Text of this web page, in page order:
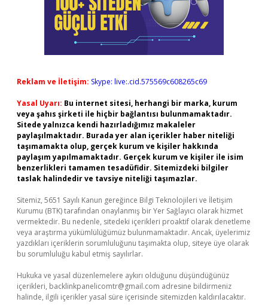
Reklam ve İletişim: Skype: live:.cid.575569c608265c69
Yasal Uyarı: Bu internet sitesi, herhangi bir marka, kurum
veya şahıs şirketi ile hiçbir bağlantısı bulunmamaktadır.
Sitede yalnızca kendi hazırladığımız makaleler
paylaşılmaktadır. Burada yer alan içerikler haber niteliği
taşımamakta olup, gerçek kurum ve kişiler hakkında
paylaşım yapılmamaktadır. Gerçek kurum ve kişiler ile isim
benzerlikleri tamamen tesadüfidir. Sitemizdeki bilgiler
taslak halindedir ve tavsiye niteliği taşımazlar.
Sitemiz, 5651 Sayılı Kanun gereğince Bilgi Teknolojileri ve İletişim
Kurumu (BTK) tarafından onaylanmış bir Yer Sağlayıcı olarak hizmet
vermektedir. Bu nedenle, sitedeki içerikleri proaktif olarak denetleme
veya araştırma yükümlülüğümüz bulunmamaktadır. Ancak, üyelerimiz
yazdıkları içeriklerin sorumluluğunu taşımakta olup, siteye üye olarak
bu sorumluluğu kabul etmiş sayılırlar.
Hukuka ve yasal düzenlemelere aykırı olduğunu düşündüğünüz
içerikleri, backlinkpanelicomtr@gmail.com adresine bildirmeniz
halinde, ilgili içerikler yasal süre içerisinde sitemizden kaldırılacaktır.